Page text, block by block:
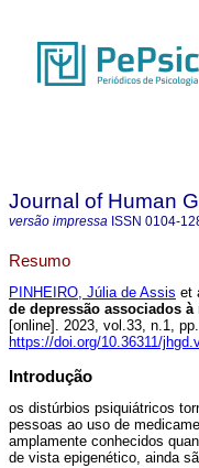
Journal of Human
versão impressa ISSN 0104-
Resumo
PINHEIRO, Júlia de Assis et
de depressão associados à
[online]. 2023, vol.33, n.1,
https://doi.org/10.36311/
Introdução
os distúrbios psiquiátricos
pessoas ao uso de
amplamente conhecidos
de vista epigenético, ainda